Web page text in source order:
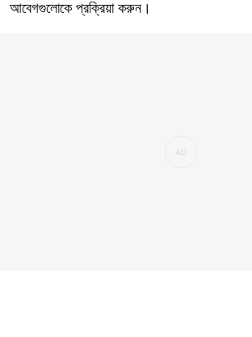
আবেগগুলোকে প্রক্রিয়া করুন।